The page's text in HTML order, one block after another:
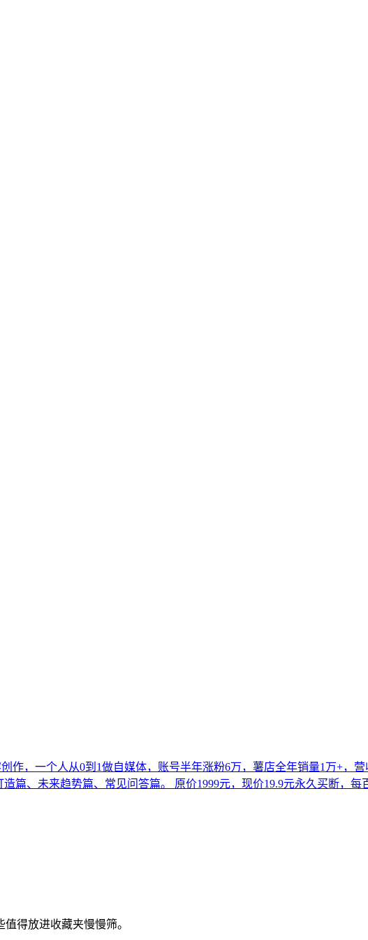
，一个人从0到1做自媒体，账号半年涨粉6万，薯店全年销量1万+，营
篇、未来趋势篇、常见问答篇。 原价1999元，现价19.9元永久买断，
得放进收藏夹慢慢筛。